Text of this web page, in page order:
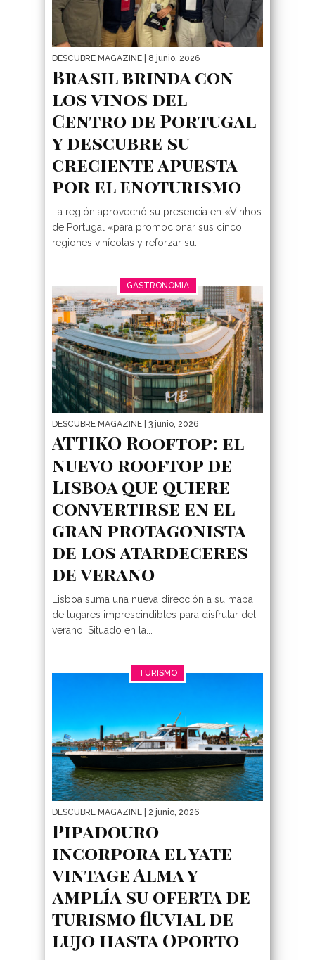
DESCUBRE MAGAZINE | 8 junio, 2026
Brasil brinda con
los vinos del
Centro de Portugal
y descubre su
creciente apuesta
por el enoturismo
La región aprovechó su presencia en «Vinhos
de Portugal «para promocionar sus cinco
regiones vinícolas y reforzar su...
GASTRONOMIA
DESCUBRE MAGAZINE | 3 junio, 2026
ATTIKO Rooftop: el
nuevo rooftop de
Lisboa que quiere
convertirse en el
gran protagonista
de los atardeceres
de verano
Lisboa suma una nueva dirección a su mapa
de lugares imprescindibles para disfrutar del
verano. Situado en la...
TURISMO
DESCUBRE MAGAZINE | 2 junio, 2026
Pipadouro
incorpora el yate
vintage Alma y
amplía su oferta de
turismo fluvial de
lujo hasta Oporto